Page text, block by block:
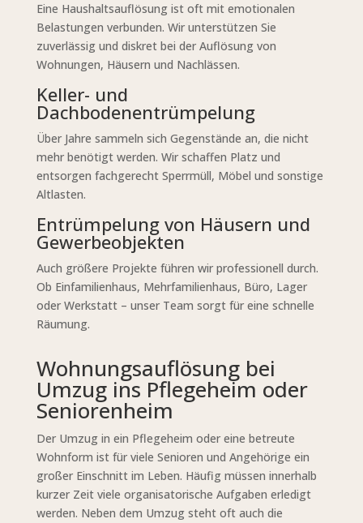
Eine Haushaltsauflösung ist oft mit emotionalen
Belastungen verbunden. Wir unterstützen Sie
zuverlässig und diskret bei der Auflösung von
Wohnungen, Häusern und Nachlässen.
Keller- und
Dachbodenentrümpelung
Über Jahre sammeln sich Gegenstände an, die nicht
mehr benötigt werden. Wir schaffen Platz und
entsorgen fachgerecht Sperrmüll, Möbel und sonstige
Altlasten.
Entrümpelung von Häusern und
Gewerbeobjekten
Auch größere Projekte führen wir professionell durch.
Ob Einfamilienhaus, Mehrfamilienhaus, Büro, Lager
oder Werkstatt – unser Team sorgt für eine schnelle
Räumung.
Wohnungsauflösung bei
Umzug ins Pflegeheim oder
Seniorenheim
Der Umzug in ein Pflegeheim oder eine betreute
Wohnform ist für viele Senioren und Angehörige ein
großer Einschnitt im Leben. Häufig müssen innerhalb
kurzer Zeit viele organisatorische Aufgaben erledigt
werden. Neben dem Umzug steht oft auch die